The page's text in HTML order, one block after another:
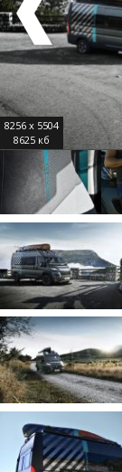
8256 x 5504
8625 кб